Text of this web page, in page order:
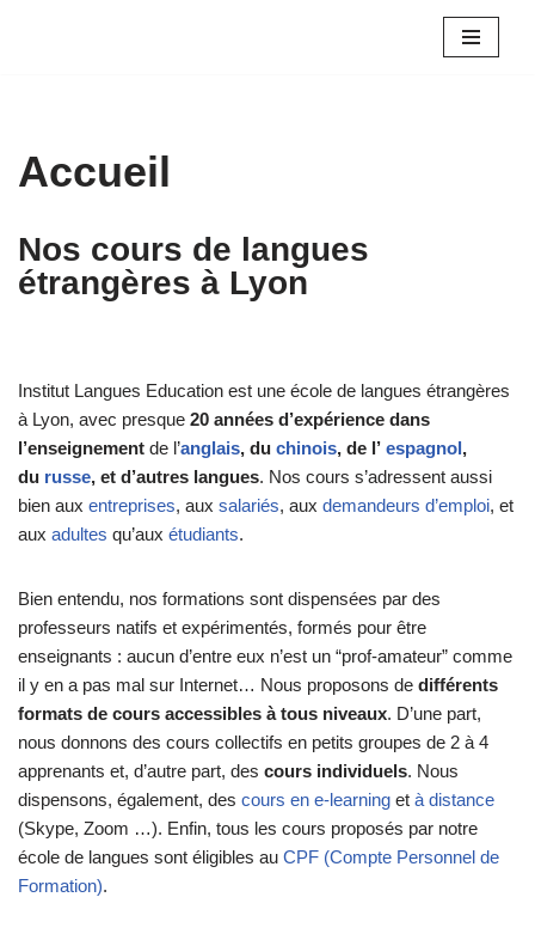
Accueil
Nos cours de langues
étrangères à Lyon
Institut Langues Education est une école de langues étrangères
à Lyon, avec presque 20 années d’expérience dans
l’enseignement de l’anglais, du chinois, de l’ espagnol,
du russe, et d’autres langues. Nos cours s’adressent aussi
bien aux entreprises, aux salariés, aux demandeurs d’emploi, et
aux adultes qu’aux étudiants.
Bien entendu, nos formations sont dispensées par des
professeurs natifs et expérimentés, formés pour être
enseignants : aucun d’entre eux n’est un “prof-amateur” comme
il y en a pas mal sur Internet… Nous proposons de différents
formats de cours accessibles à tous niveaux. D’une part,
nous donnons des cours collectifs en petits groupes de 2 à 4
apprenants et, d’autre part, des cours individuels. Nous
dispensons, également, des cours en e-learning et à distance
(Skype, Zoom …). Enfin, tous les cours proposés par notre
école de langues sont éligibles au CPF (Compte Personnel de
Formation).